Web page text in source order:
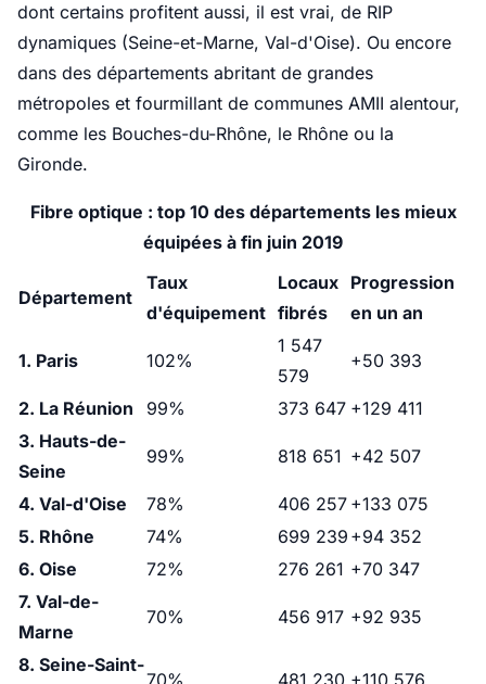
dont certains profitent aussi, il est vrai, de RIP
dynamiques (Seine-et-Marne, Val-d'Oise). Ou encore
dans des départements abritant de grandes
métropoles et fourmillant de communes AMII alentour,
comme les Bouches-du-Rhône, le Rhône ou la
Gironde.
Fibre optique : top 10 des départements les mieux
équipées à fin juin 2019
Département
Taux
d'équipement
Locaux
fibrés
Progression
en un an
1. Paris 102%
1 547
579
+50 393
2. La Réunion 99% 373 647 +129 411
3. Hauts-de-
Seine
99% 818 651 +42 507
4. Val-d'Oise 78% 406 257 +133 075
5. Rhône
74% 699 239 +94 352
6. Oise
72% 276 261 +70 347
7. Val-de-
Marne
70% 456 917 +92 935
8. Seine-Saint-